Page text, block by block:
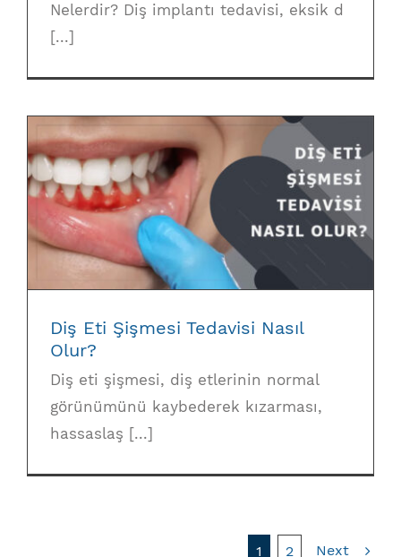
Nelerdir? Diş implantı tedavisi, eksik d
[...]
Diş Eti Şişmesi Tedavisi Nasıl Olur?
Diş Eti Şişmesi Tedavisi Nasıl
Olur?
Diş eti şişmesi, diş etlerinin normal
görünümünü kaybederek kızarması,
hassaslaş [...]
1 2 Next